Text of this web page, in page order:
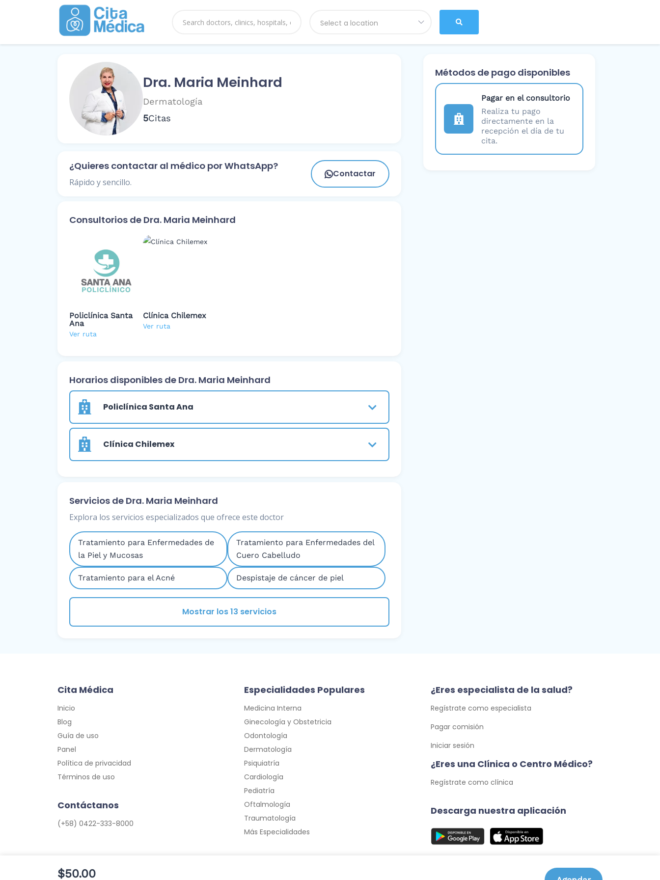
Select a location
Dra. Maria Meinhard
Dermatología
5Citas
¿Quieres contactar al médico por WhatsApp?
Rápido y sencillo.
Contactar
$50.00
Consultorios de Dra. Maria Meinhard
Policlínica Santa
Ana
Ver ruta
Clínica Chilemex
Ver ruta
Horarios disponibles de Dra. Maria Meinhard
Policlínica Santa Ana
Clínica Chilemex
Servicios de Dra. Maria Meinhard
Explora los servicios especializados que ofrece este doctor
Tratamiento para Enfermedades de
la Piel y Mucosas
Tratamiento para Enfermedades del
Cuero Cabelludo
Tratamiento para el Acné Despistaje de cáncer de piel
Mostrar los 13 servicios
Métodos de pago disponibles
Pagar en el consultorio
Realiza tu pago
directamente en la
recepción el día de tu
cita.
Cita Médica
Inicio
Blog
Guía de uso
Panel
Política de privacidad
Términos de uso
Contáctanos
(+58) 0422-333-8000
Especialidades Populares
Medicina Interna
Ginecología y Obstetricia
Odontología
Dermatología
Psiquiatría
Cardiología
Pediatría
Oftalmología
Traumatología
Más Especialidades
¿Eres especialista de la salud?
Regístrate como especialista
Pagar comisión
Iniciar sesión
¿Eres una Clínica o Centro Médico?
Regístrate como clínica
Descarga nuestra aplicación